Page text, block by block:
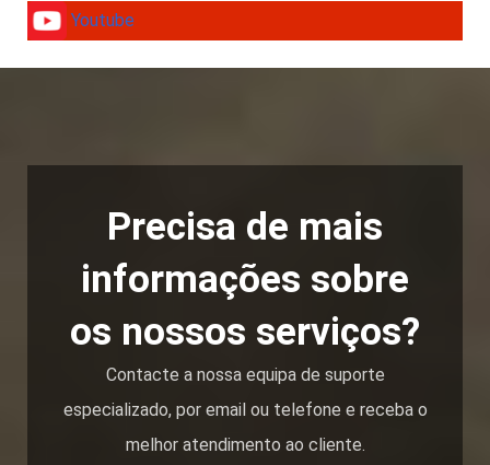
Youtube
Precisa de mais
informações sobre
os nossos serviços?
Contacte a nossa equipa de suporte
especializado, por email ou telefone e receba o
melhor atendimento ao cliente.